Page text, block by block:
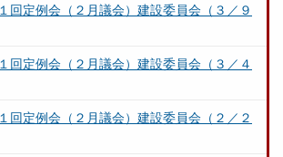
回定例会（２月議会）建設委員会（３／９
回定例会（２月議会）建設委員会（３／４
回定例会（２月議会）建設委員会（２／２